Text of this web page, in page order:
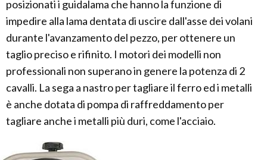
posizionati i guidalama che hanno la funzione di
impedire alla lama dentata di uscire dall'asse dei volani
durante l'avanzamento del pezzo, per ottenere un
taglio preciso e rifinito. I motori dei modelli non
professionali non superano in genere la potenza di 2
cavalli. La sega a nastro per tagliare il ferro ed i metalli
è anche dotata di pompa di raffreddamento per
tagliare anche i metalli più duri, come l'acciaio.